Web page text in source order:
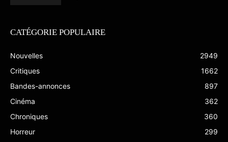
CATÉGORIE POPULAIRE
Nouvelles
2949
Critiques
1662
Bandes-annonces
897
Cinéma
362
Chroniques
360
Horreur
299